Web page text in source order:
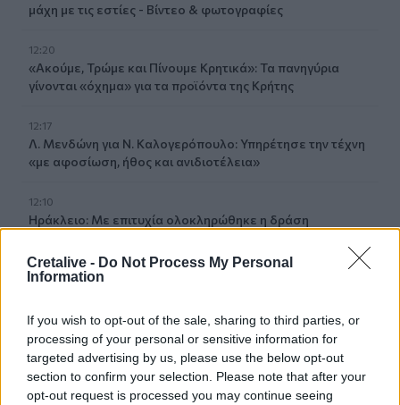
Cretalive - Do Not Process My Personal
Information
If you wish to opt-out of the sale, sharing to third parties, or
processing of your personal or sensitive information for
targeted advertising by us, please use the below opt-out
section to confirm your selection. Please note that after your
opt-out request is processed you may continue seeing
μάχη με τις εστίες - Βίντεο & φωτογραφίες
12:20
«Ακούμε, Τρώμε και Πίνουμε Κρητικά»: Τα πανηγύρια
γίνονται «όχημα» για τα προϊόντα της Κρήτης
12:17
Λ. Μενδώνη για Ν. Καλογερόπουλο: Υπηρέτησε την τέχνη
«με αφοσίωση, ήθος και ανιδιοτέλεια»
12:10
Ηράκλειο: Με επιτυχία ολοκληρώθηκε η δράση
12:02
Μενέλαου Παρλαμά - Φωτογραφίες
11:53
Πάτρα: Παιδί 2,5 χρόνων έπεσε από μπαλκόνι - Δέντρο
του έσωσε τη ζωή